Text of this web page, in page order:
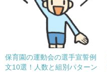
保育園の運動会の選手宣誓例
文10選！人数と組別パターン